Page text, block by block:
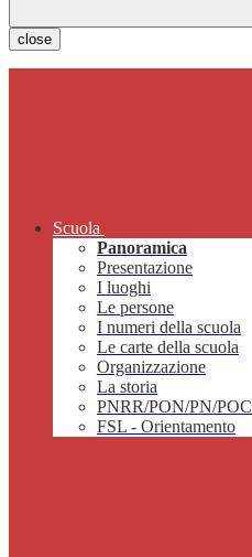
close
Scuola
Panoramica
Presentazione
I luoghi
Le persone
I numeri della scuola
Le carte della scuola
Organizzazione
La storia
PNRR/PON/PN/POC
FSL - Orientamento